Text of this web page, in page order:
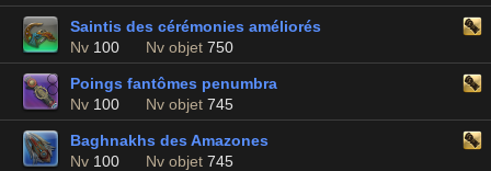
Saintis des cérémonies améliorés
Nv 100 Nv objet 750
Poings fantômes penumbra
Nv 100 Nv objet 745
Baghnakhs des Amazones
Nv 100 Nv objet 745